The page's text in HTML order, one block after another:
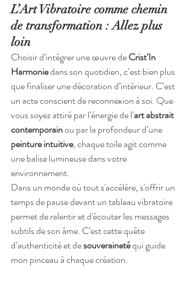
L’Art Vibratoire comme chemin
de transformation : Allez plus
loin
Choisir d’intégrer une œuvre de Crist’In
Harmonie dans son quotidien, c’est bien plus
que finaliser une décoration d’intérieur. C’est
un acte conscient de reconnexion à soi. Que
vous soyez attiré par l’énergie de l’art abstrait
contemporain ou par la profondeur d’une
peinture intuitive, chaque toile agit comme
une balise lumineuse dans votre
environnement.
Dans un monde où tout s'accélère, s'offrir un
temps de pause devant un tableau vibratoire
permet de ralentir et d'écouter les messages
subtils de son âme. C’est cette quête
d’authenticité et de souveraineté qui guide
mon pinceau à chaque création.